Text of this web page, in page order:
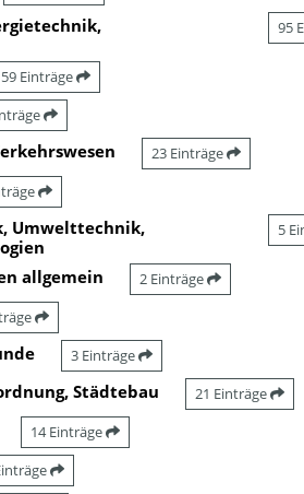
95
59 Einträge
23 Einträge
Umwelttechnik,
5
allgemein 2 Einträge
3 Einträge
Städtebau 21 Einträge
14 Einträge